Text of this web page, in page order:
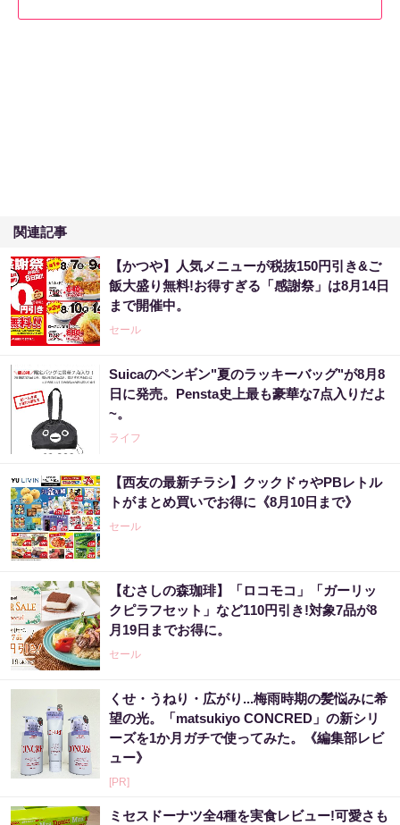
関連記事
【かつや】人気メニューが税抜150円引き&ご
飯大盛り無料!お得すぎる「感謝祭」は8月14日
まで開催中。
セール
Suicaのペンギン"夏のラッキーバッグ"が8月8
日に発売。Pensta史上最も豪華な7点入りだよ
~。
ライフ
【西友の最新チラシ】クックドゥやPBレトル
トがまとめ買いでお得に《8月10日まで》
セール
【むさしの森珈琲】「ロコモコ」「ガーリッ
クピラフセット」など110円引き!対象7品が8
月19日までお得に。
セール
くせ・うねり・広がり...梅雨時期の髪悩みに希
望の光。「matsukiyo CONCRED」の新シリ
ーズを1か月ガチで使ってみた。《編集部レビ
ュー》
[PR]
ミセスドーナツ全4種を実食レビュー!可愛さも